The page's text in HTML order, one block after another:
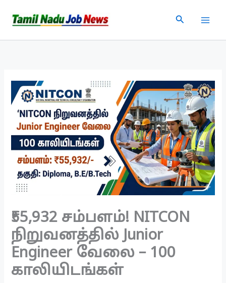
Search
₹55,932 சம்பளம்! NITCON
நிறுவனத்தில் Junior
Engineer வேலை – 100
காலியிடங்கள்